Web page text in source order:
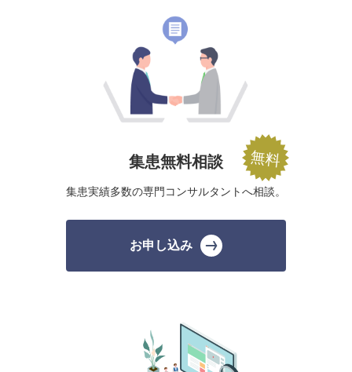
集患無料相談
集患実績多数の専門コンサルタントへ相談。
お申し込み